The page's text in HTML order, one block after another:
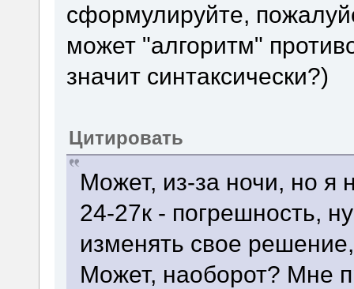
сформулируйте,
может "алгоритм"
значит синтаксически?)
Цитировать
Может, из-за ночи, но
24-27к - погрешность,
изменять свое
Может, наоборот? Мне